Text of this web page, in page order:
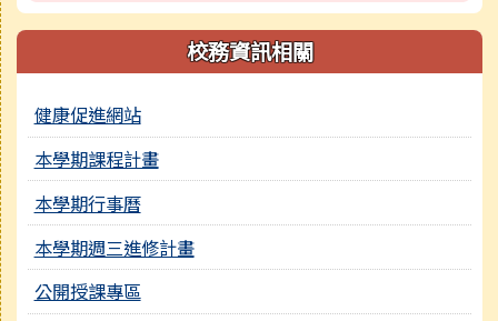
校務資訊相關
健康促進網站
本學期課程計畫
本學期行事曆
本學期週三進修計畫
公開授課專區